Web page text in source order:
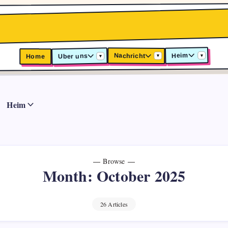
Home Uber uns ▾ Nachricht ▾ Heim ▾
Heim
Browse
Month: October 2025
26 Articles